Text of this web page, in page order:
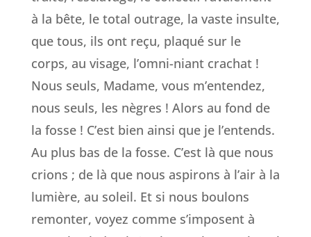
à la bête, le total outrage, la vaste insulte,
que tous, ils ont reçu, plaqué sur le
corps, au visage, l’omni-niant crachat !
Nous seuls, Madame, vous m’entendez,
nous seuls, les nègres ! Alors au fond de
la fosse ! C’est bien ainsi que je l’entends.
Au plus bas de la fosse. C’est là que nous
crions ; de là que nous aspirons à l’air à la
lumière, au soleil. Et si nous boulons
remonter, voyez comme s’imposent à